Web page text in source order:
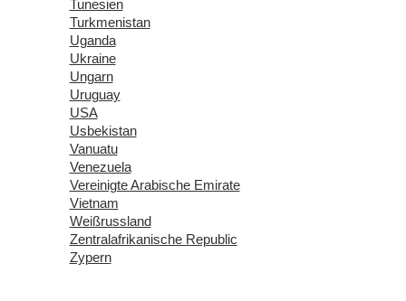
Tunesien
Turkmenistan
Uganda
Ukraine
Ungarn
Uruguay
USA
Usbekistan
Vanuatu
Venezuela
Vereinigte Arabische Emirate
Vietnam
Weißrussland
Zentralafrikanische Republic
Zypern